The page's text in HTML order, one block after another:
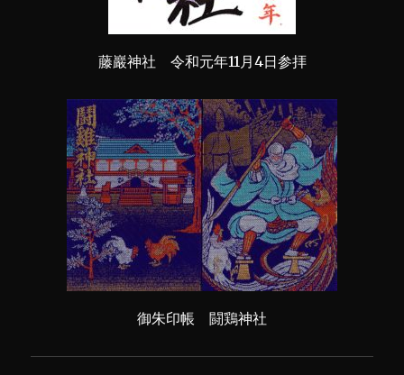
藤巖神社 令和元年11月4日参拝
御朱印帳 闘鶏神社